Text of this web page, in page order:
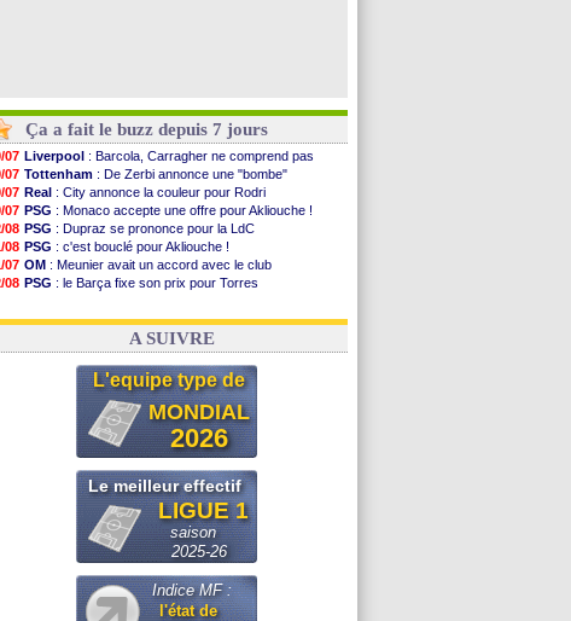
Ça a fait le buzz depuis 7 jours
07 Liverpool : Barcola, Carragher ne comprend pas
07 Tottenham : De Zerbi annonce une "bombe"
07 Real : City annonce la couleur pour Rodri
07 PSG : Monaco accepte une offre pour Akliouche !
08 PSG : Dupraz se prononce pour la LdC
08 PSG : c'est bouclé pour Akliouche !
07 OM : Meunier avait un accord avec le club
08 PSG : le Barça fixe son prix pour Torres
08 Barça: Torres souhaite rejoindre le PSG !
A SUIVRE
L'equipe type de
MONDIAL
2026
Le meilleur effectif
LIGUE 1
saison
2025-26
Indice MF :
l'état de